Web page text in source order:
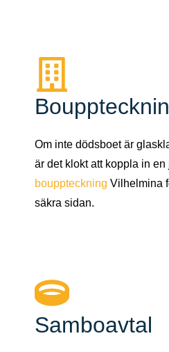
Om inte dödsboet är
är det klokt att koppla in en
bouppteckning Vilhelmina
säkra sidan.
Samboavtal